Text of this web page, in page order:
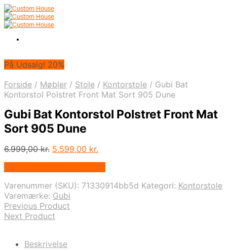
På Udsalg! 20%
Forside / Møbler / Stole / Kontorstole / Gubi Bat
Kontorstol Polstret Front Mat Sort 905 Dune
Gubi Bat Kontorstol Polstret Front Mat
Sort 905 Dune
6.999,00kr. Den
6.999,00 kr..
5.599,00 kr.
5.599,00 kr..
Varenummer (SKU): 71330914bb5d Kategori: Kontorstole
Varemærke: Gubi
Previous Product
Next Product
Beskrivelse